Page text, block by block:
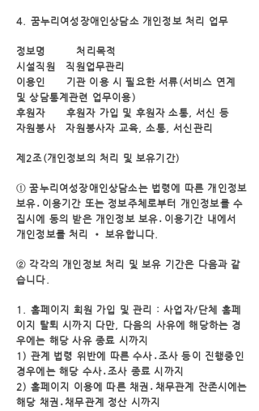
4. 꿈누리여성장애인상담소 개인정보 처리 업무
정보명 처리목적
시설직원 직원업무관리
이용인 기관 이용 시 필요한 서류(서비스 연계
및 상담통계관련 업무이용)
후원자 후원자 가입 및 후원자 소통, 서신 등
자원봉사 자원봉사자 교육, 소통, 서신관리
제2조(개인정보의 처리 및 보유기간)
① 꿈누리여성장애인상담소는 법령에 따른 개인정보
보유․이용기간 또는 정보주체로부터 개인정보를 수
집 시에 동의 받은 개인정보 보유․이용기간 내에서
개인정보를 처리 • 보유합니다.
② 각각의 개인정보 처리 및 보유 기간은 다음과 같
습니다.
1. 홈페이지 회원 가입 및 관리 : 사업자/단체 홈페
이지 탈퇴 시까지 다만, 다음의 사유에 해당하는 경
우에는 해당 사유 종료 시까지
1) 관계 법령 위반에 따른 수사․조사 등이 진행중인
경우에는 해당 수사․조사 종료 시까지
2) 홈페이지 이용에 따른 채권․채무관계 잔존시에는
해당 채권․채무관계 정산 시까지